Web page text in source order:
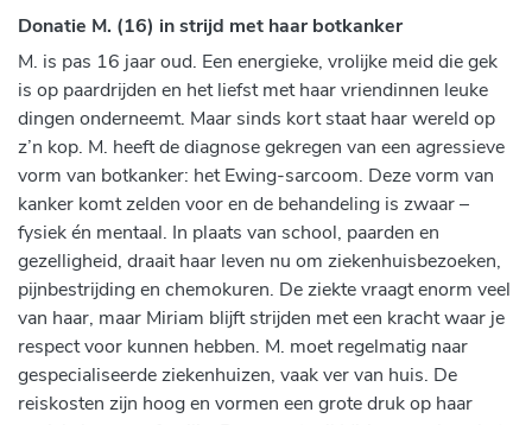
Donatie M. (16) in strijd met haar botkanker
M. is pas 16 jaar oud. Een energieke, vrolijke meid die gek
is op paardrijden en het liefst met haar vriendinnen leuke
dingen onderneemt. Maar sinds kort staat haar wereld op
z’n kop. M. heeft de diagnose gekregen van een agressieve
vorm van botkanker: het Ewing-sarcoom. Deze vorm van
kanker komt zelden voor en de behandeling is zwaar –
fysiek én mentaal. In plaats van school, paarden en
gezelligheid, draait haar leven nu om ziekenhuisbezoeken,
pijnbestrijding en chemokuren. De ziekte vraagt enorm veel
van haar, maar Miriam blijft strijden met een kracht waar je
respect voor kunnen hebben. M. moet regelmatig naar
gespecialiseerde ziekenhuizen, vaak ver van huis. De
reiskosten zijn hoog en vormen een grote druk op haar